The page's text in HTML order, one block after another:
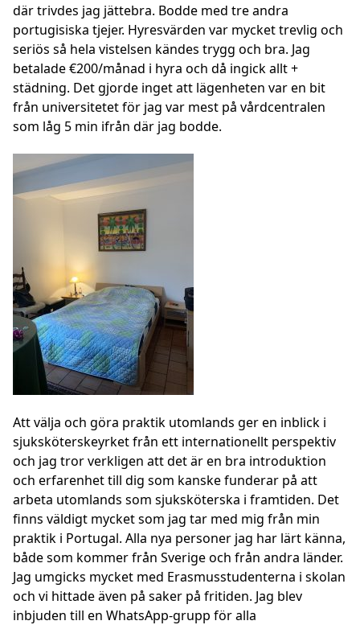
där trivdes jag jättebra. Bodde med tre andra
portugisiska tjejer. Hyresvärden var mycket trevlig och
seriös så hela vistelsen kändes trygg och bra. Jag
betalade €200/månad i hyra och då ingick allt +
städning. Det gjorde inget att lägenheten var en bit
från universitetet för jag var mest på vårdcentralen
som låg 5 min ifrån där jag bodde.
Att välja och göra praktik utomlands ger en inblick i
sjuksköterskeyrket från ett internationellt perspektiv
och jag tror verkligen att det är en bra introduktion
och erfarenhet till dig som kanske funderar på att
arbeta utomlands som sjuksköterska i framtiden. Det
finns väldigt mycket som jag tar med mig från min
praktik i Portugal. Alla nya personer jag har lärt känna,
både som kommer från Sverige och från andra länder.
Jag umgicks mycket med Erasmusstudenterna i skolan
och vi hittade även på saker på fritiden. Jag blev
inbjuden till en WhatsApp-grupp för alla